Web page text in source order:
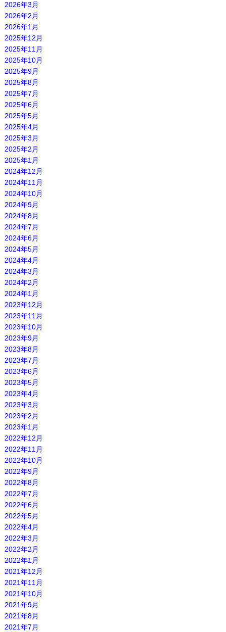
2026年3月
2026年2月
2026年1月
2025年12月
2025年11月
2025年10月
2025年9月
2025年8月
2025年7月
2025年6月
2025年5月
2025年4月
2025年3月
2025年2月
2025年1月
2024年12月
2024年11月
2024年10月
2024年9月
2024年8月
2024年7月
2024年6月
2024年5月
2024年4月
2024年3月
2024年2月
2024年1月
2023年12月
2023年11月
2023年10月
2023年9月
2023年8月
2023年7月
2023年6月
2023年5月
2023年4月
2023年3月
2023年2月
2023年1月
2022年12月
2022年11月
2022年10月
2022年9月
2022年8月
2022年7月
2022年6月
2022年5月
2022年4月
2022年3月
2022年2月
2022年1月
2021年12月
2021年11月
2021年10月
2021年9月
2021年8月
2021年7月